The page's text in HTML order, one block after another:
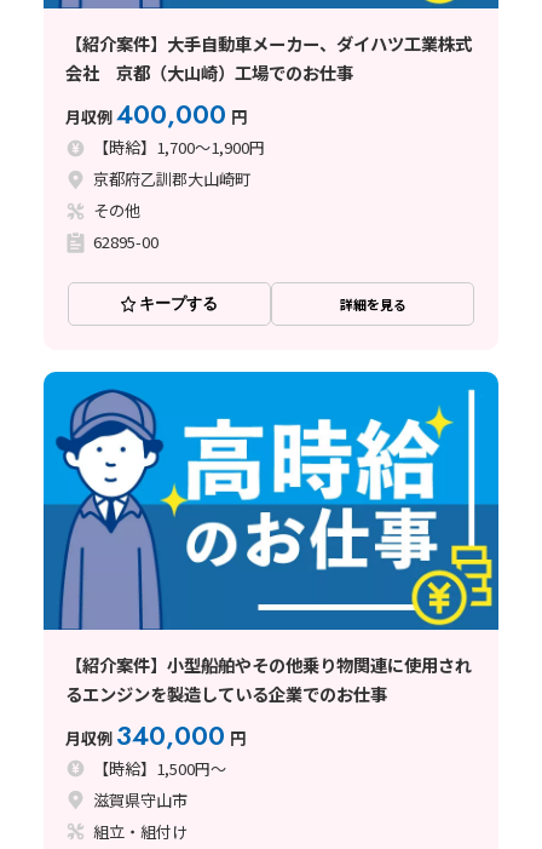
【紹介案件】大手自動車メーカー、ダイハツ工業株式
会社 京都（大山崎）工場でのお仕事
月収例400,000 円
【時給】1,700～1,900円
京都府乙訓郡大山崎町
その他
62895-00
キープする 詳細を見る
【紹介案件】小型船舶やその他乗り物関連に使用され
るエンジンを製造している企業でのお仕事
月収例 340,000 円
【時給】1,500円～
滋賀県守山市
組立・組付け